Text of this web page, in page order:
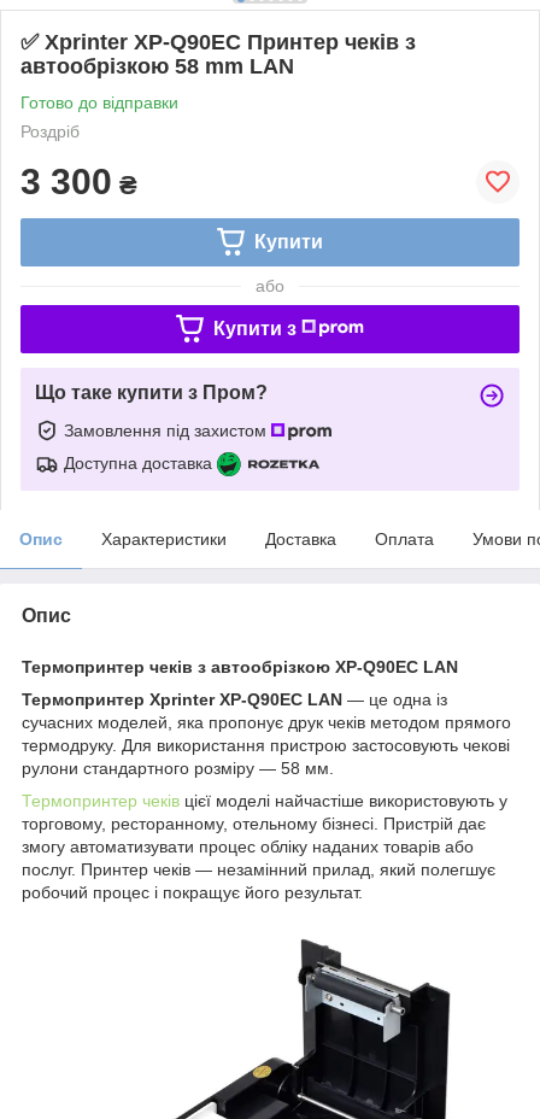
✅ Xprinter XP-Q90EC Принтер чеків з
автообрізкою 58 mm LAN
Готово до відправки
Роздріб
3 300 ₴
Купити
або
Купити з
Що таке купити з Пром?
Замовлення під захистом
Доступна доставка
Опис Характеристики Доставка Оплата Умови
Опис
Термопринтер чеків з автообрізкою XP-Q90EC LAN
Термопринтер Xprinter XP-Q90EC LAN — це одна із
сучасних моделей, яка пропонує друк чеків методом прямого
термодруку. Для використання пристрою застосовують чекові
рулони стандартного розміру — 58 мм.
Термопринтер чеків цієї моделі найчастіше використовують у
торговому, ресторанному, отельному бізнесі. Пристрій дає
змогу автоматизувати процес обліку наданих товарів або
послуг. Принтер чеків — незамінний прилад, який полегшує
робочий процес і покращує його результат.